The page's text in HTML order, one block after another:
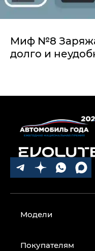
Миф №8
долго и
Модели
Покупателям